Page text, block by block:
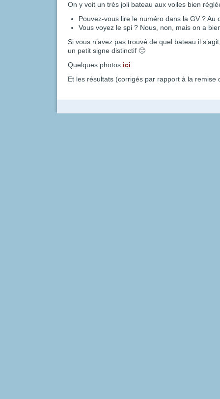
On y voit un très joli bateau aux voiles bien
Pouvez-vous lire le numéro dans la GV ? Au
Vous voyez le spi ? Nous, non, mais on a
Si vous n’avez pas trouvé de quel bateau il
un petit signe distinctif 🙂
Quelques photos ici
Et les résultats (corrigés par rapport à la remise